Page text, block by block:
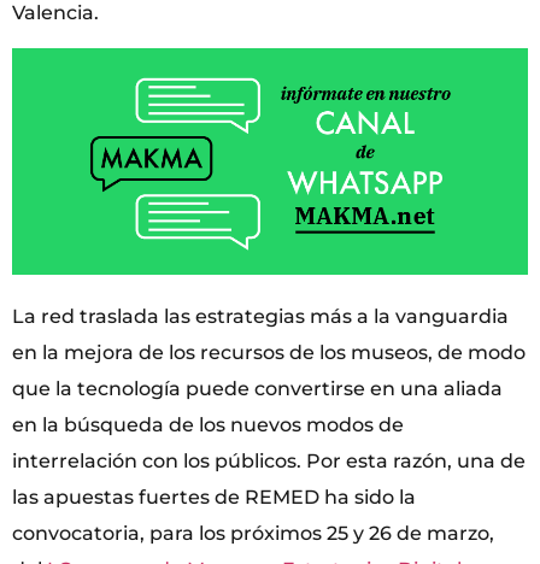
Valencia.
La red traslada las estrategias más a la vanguardia
en la mejora de los recursos de los museos, de modo
que la tecnología puede convertirse en una aliada
en la búsqueda de los nuevos modos de
interrelación con los públicos. Por esta razón, una de
las apuestas fuertes de REMED ha sido la
convocatoria, para los próximos 25 y 26 de marzo,